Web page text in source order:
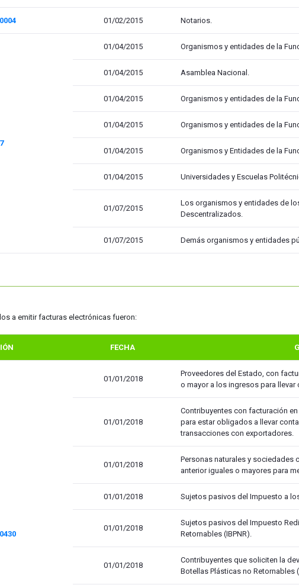
01/02/2015 Notarios.
01/04/2015 Organismos y entidades de la
01/04/2015 Asamblea Nacional.
01/04/2015 Organismos y entidades de la
01/04/2015 Organismos y entidades de la
01/04/2015 Organismos y Entidades de la
01/04/2015 Universidades y Escuelas
01/07/2015
Los organismos y entidades de
Descentralizados.
01/07/2015 Demás organismos y entidades
a emitir facturas electrónicas fueron:
FECHA
01/01/2018
Proveedores del Estado, con
o mayor a los ingresos para llevar
01/01/2018
Contribuyentes con facturación
para estar obligados a llevar
transacciones con exportadores.
01/01/2018
Personas naturales y sociedades
anterior iguales o mayores para
01/01/2018 Sujetos pasivos del Impuesto a
01/01/2018
Sujetos pasivos del Impuesto
Retornables (IBPNR).
01/01/2018
Contribuyentes que soliciten la
Botellas Plásticas no Retornables